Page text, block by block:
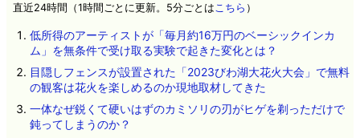
直近24時間（1時間ごとに更新。5分ごとはこちら ）
低所得のアーティストが「毎月約16万円のベーシックインカ
ム」を無条件で受け取る実験で起きた変化とは？
目隠しフェンスが設置された「2023びわ湖大花火大会」で無料
の観客は花火を楽しめるのか現地取材してきた
一体なぜ鋭くて硬いはずのカミソリの刃がヒゲを剃っただけで
鈍ってしまうのか？